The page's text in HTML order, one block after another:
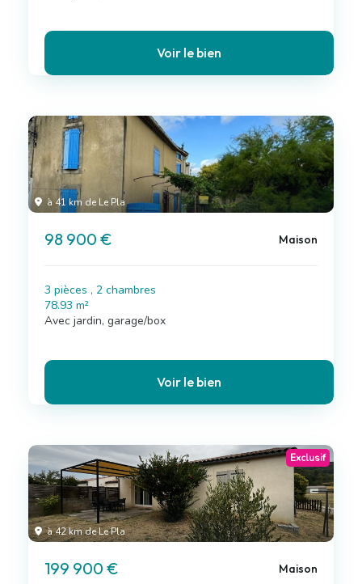
Voir le bien
à 41 km de Le Pla
98 900 € Maison
3 pièces , 2 chambres
78.93 m²
Avec jardin, garage/box
Voir le bien
à 42 km de Le Pla
Exclusif
199 900 € Maison